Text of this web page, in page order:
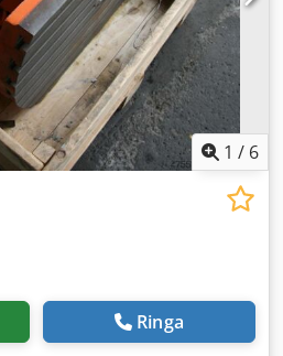
1 / 6
Ringa